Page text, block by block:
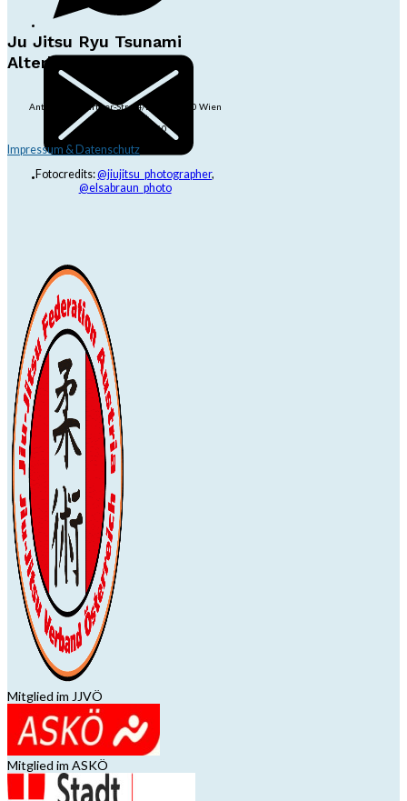
Ju Jitsu Ryu Tsunami
Alterlaa
Anton-Baumgartner-Str. 44/B8/01, 1230 Wien
dojo@jjrt.at
+43 6991 171 81 60
Impressum & Datenschutz
Fotocredits:@jiujitsu_photographer,
@elsabraun_photo
Mitglied im JJVÖ
Mitglied im ASKÖ